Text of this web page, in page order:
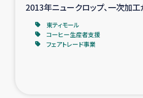
緊急支援事業
女性の生計向上を通じた子ど
2013年ニュークロップ、一次加
東ティモール
コーヒー生産者支援
フェアトレード事業